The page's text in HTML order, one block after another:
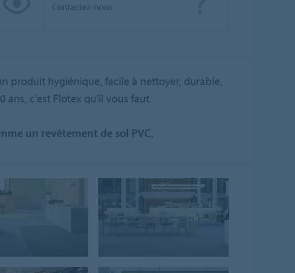
Contactez-nous
produit hygiénique, facile à nettoyer, durable,
ans, c'est Flotex qu'il vous faut.
un revêtement de sol PVC.